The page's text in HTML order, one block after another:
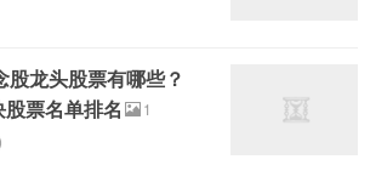
股龙头股票有哪些？
票名单排名
1